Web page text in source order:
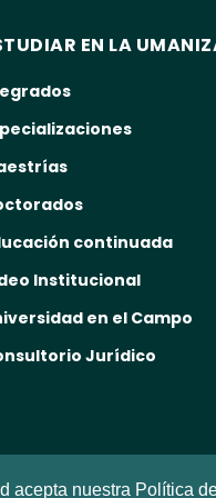
EN LA
continuada
Institucional
en el Campo
Jurídico
acepta nuestra Política